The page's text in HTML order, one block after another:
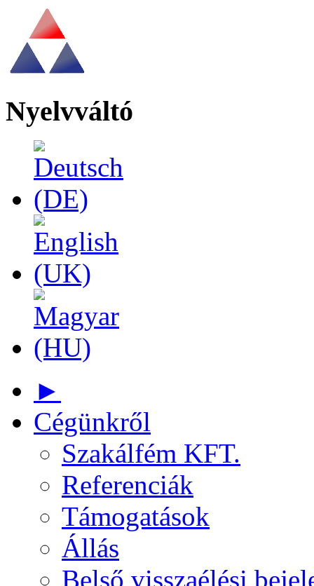
Nyelvváltó
►
Cégünkről
Szakálfém KFT.
Referenciák
Támogatások
Állás
Belső visszaélési